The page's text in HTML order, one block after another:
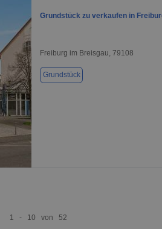
Grundstück zu verkaufen in
Freiburg im Breisgau, 79108
Grundstück
1 - 10 von 52